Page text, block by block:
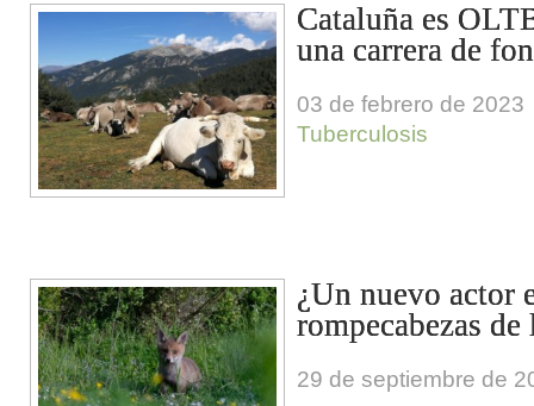
Cataluña es
una carrera de
03 de febrero de 2023
Tuberculosis
¿Un nuevo actor
rompecabezas
29 de septiembre de